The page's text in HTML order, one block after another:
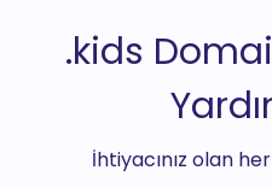
.kids
İhtiyacınız olan